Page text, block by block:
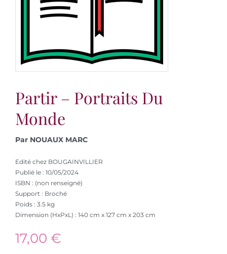
Partir – Portraits Du
Monde
Par NOUAUX MARC
Edité chez BOUGAINVILLIER
Publié le : 10/05/2024
ISBN : (non renseigné)
Support : Broché
Poids : 3.5 kg
Dimension (HxPxL) : 140 cm x 127 cm x 203 cm
17,00 €